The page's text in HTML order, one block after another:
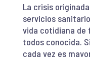
La crisis
servicios
vida cotidiana de
todos conocida.
cada vez es